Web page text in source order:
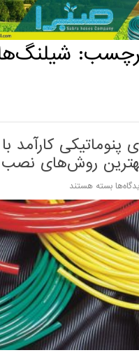
شیلنگ‌های نایلونی ارزان
پنوماتیکی کارآمد
بهترین روش‌های
برای
سیستم‌های
پنوماتیکی
کارآمد
با
شیلنگ‌های
نایلونی:
بهترین
روش‌های
نصب
و
نگهداری
بسته هستند